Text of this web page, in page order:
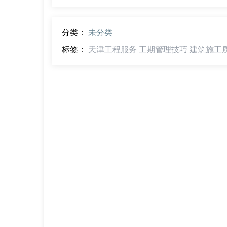
分类： 未分类
标签： 天津工程服务 工期管理技巧 建筑施工